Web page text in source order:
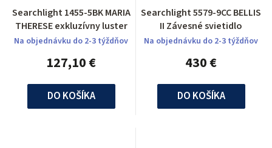
Searchlight 1455-5BK MARIA
THERESE exkluzívny luster
Na objednávku do 2-3 týždňov
127,10 €
DO KOŠÍKA
Searchlight 5579-9CC BELLIS
II Závesné svietidlo
Na objednávku do 2-3 týždňov
430 €
DO KOŠÍKA